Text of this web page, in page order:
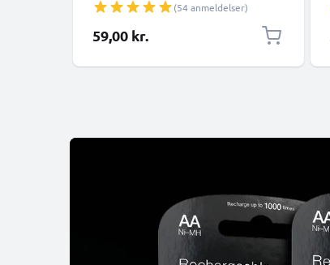
1m PVC Opladning/opladerkabel -
Sort
(54 anmeldelser)
59,00 kr.